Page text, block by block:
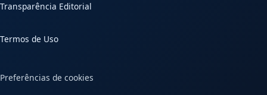
Transparência Editorial
Termos de Uso
Preferências de cookies